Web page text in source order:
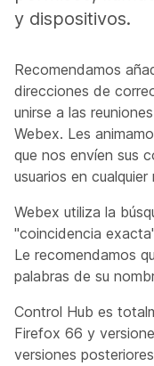
y dispositivos.
Recomendamos
direcciones de
unirse a las
Webex. Les
que nos envíen sus
usuarios en
Webex utiliza la
"coincidencia
Le recomendamos
palabras de su
Control Hub es
Firefox 66 y
versiones